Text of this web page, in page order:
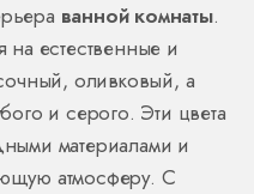
ванной комнаты.
на естественные и
оливковый, а
и серого. Эти цвета
материалами и
атмосферу. С